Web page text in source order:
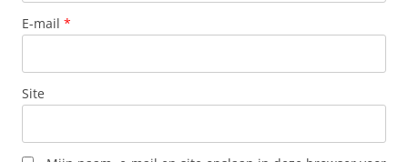
E-mail *
Site